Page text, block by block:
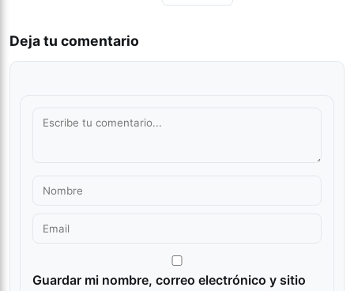
Deja tu comentario
Guardar mi nombre, correo electrónico y sitio